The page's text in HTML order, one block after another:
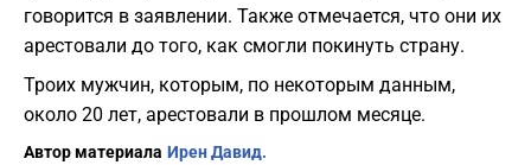
говорится в заявлении. Также отмечается, что они их
арестовали до того, как смогли покинуть страну.
Троих мужчин, которым, по некоторым данным,
около 20 лет, арестовали в прошлом месяце.
Автор материала Ирен Давид.